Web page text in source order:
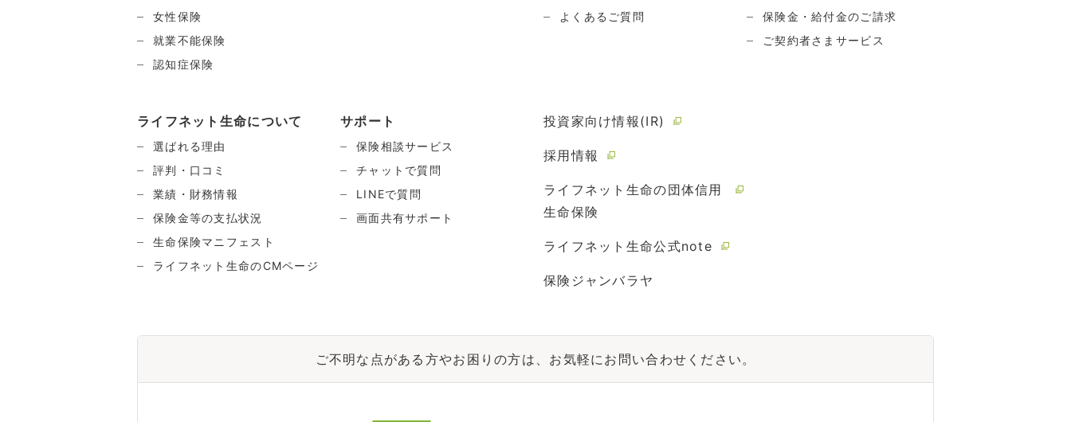
女性保険
就業不能保険
認知症保険
よくあるご質問
保険金・給付金のご請求
ご契約者さまサービス
ライフネット生命について
選ばれる理由
評判・口コミ
業績・財務情報
保険金等の支払状況
生命保険マニフェスト
ライフネット生命のCMページ
サポート
保険相談サービス
チャットで質問
LINEで質問
画面共有サポート
投資家向け情報(IR)
採用情報
ライフネット生命の団体信用
生命保険
ライフネット生命公式note
保険ジャンバラヤ
ご不明な点がある方やお困りの方は、お気軽にお問い合わせください。